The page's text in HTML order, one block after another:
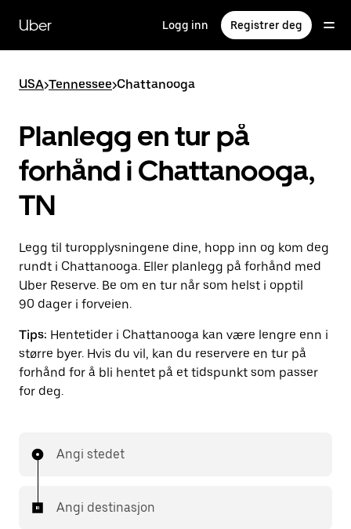
hovedinnholdet
Uber Logg inn Registrer deg
USA>Tennessee>Chattanooga
Planlegg en tur på
forhånd i Chattanooga,
TN
Legg til turopplysningene dine, hopp inn og kom deg
rundt i Chattanooga. Eller planlegg på forhånd med
Uber Reserve. Be om en tur når som helst i opptil
90 dager i forveien.
Tips: Hentetider i Chattanooga kan være lengre enn i
større byer. Hvis du vil, kan du reservere en tur på
forhånd for å bli hentet på et tidspunkt som passer
for deg.
Angi stedet
Angi destinasjon